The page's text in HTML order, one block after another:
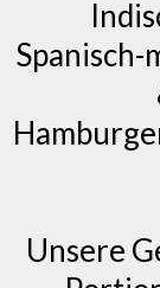
Spanisch-
Unsere